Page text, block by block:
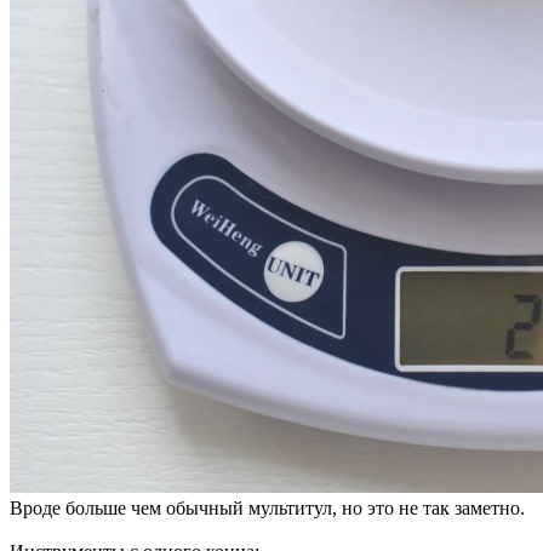
Вроде больше чем обычный мультитул, но это не так заметно.